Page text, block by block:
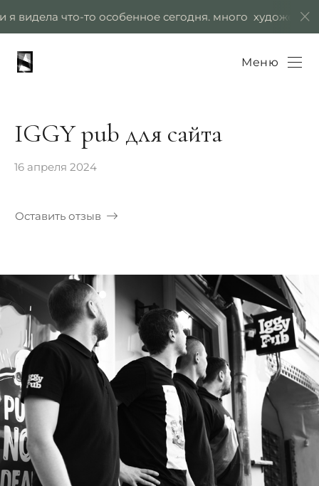
что-то особенное сегодня. много
Меню
IGGY pub для сайта
16 апреля 2024
Оставить отзыв